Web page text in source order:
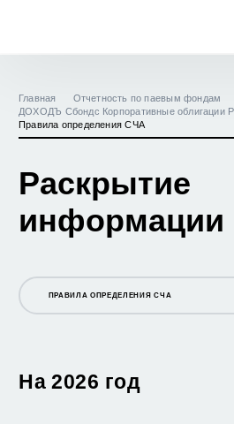
Главная
Отчетность по паевым фондам
ДОХОДЪ Сбондс Корпоративные облигации
Правила определения СЧА
Раскрытие
информации
ПРАВИЛА ОПРЕДЕЛЕНИЯ СЧА
На 2026 год